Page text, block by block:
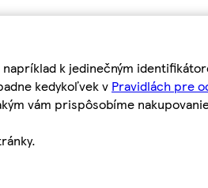
k jedinečným
kedykoľvek v Pravidlách pre
vám prispôsobíme